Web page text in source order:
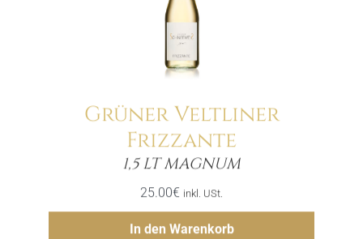
Grüner Veltliner
Frizzante
1,5 LT MAGNUM
25.00€ inkl. USt.
In den Warenkorb
Menge
Hinzufügen